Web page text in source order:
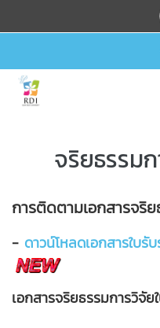
จริยธรรม
การติดตามเอกสารจริ
- ดาวน์โหลดเอกสารใบรั
เอกสารจริยธรรมการวิจั